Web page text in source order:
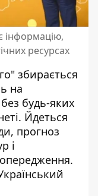
інформацію,
ресурсах
збирається
на
будь-яких
Йдеться
, прогноз
і